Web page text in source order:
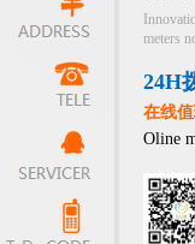
meters
24H
在线
Oline